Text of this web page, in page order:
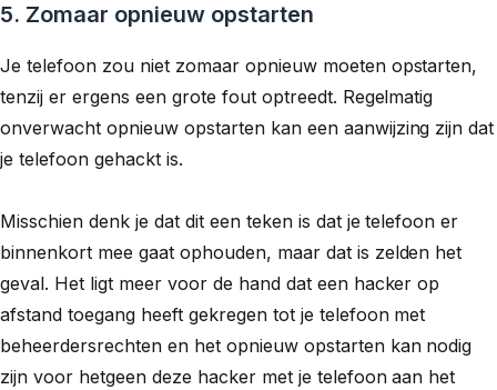
5. Zomaar opnieuw opstarten
Je telefoon zou niet zomaar opnieuw moeten opstarten,
tenzij er ergens een grote fout optreedt. Regelmatig
onverwacht opnieuw opstarten kan een aanwijzing zijn dat
je telefoon gehackt is.
Misschien denk je dat dit een teken is dat je telefoon er
binnenkort mee gaat ophouden, maar dat is zelden het
geval. Het ligt meer voor de hand dat een hacker op
afstand toegang heeft gekregen tot je telefoon met
beheerdersrechten en het opnieuw opstarten kan nodig
zijn voor hetgeen deze hacker met je telefoon aan het